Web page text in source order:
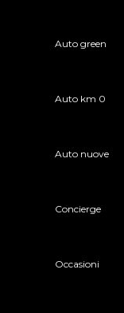
Auto green
Auto km 0
Auto nuove
Concierge
Occasioni